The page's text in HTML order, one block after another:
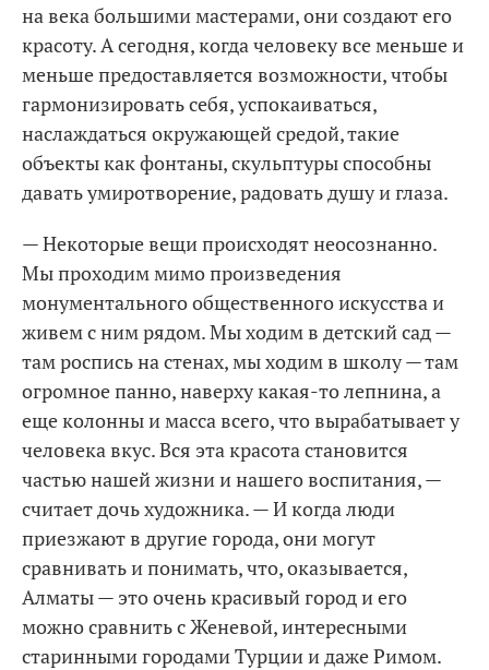
на века большими мастерами, они создают его
красоту. А сегодня, когда человеку все меньше и
меньше предоставляется возможности, чтобы
гармонизировать себя, успокаиваться,
наслаждаться окружающей средой, такие
объекты как фонтаны, скульптуры способны
давать умиротворение, радовать душу и глаза.
— Некоторые вещи происходят неосознанно.
Мы проходим мимо произведения
монументального общественного искусства и
живем с ним рядом. Мы ходим в детский сад —
там роспись на стенах, мы ходим в школу — там
огромное панно, наверху какая-то лепнина, а
еще колонны и масса всего, что вырабатывает у
человека вкус. Вся эта красота становится
частью нашей жизни и нашего воспитания, —
считает дочь художника. — И когда люди
приезжают в другие города, они могут
сравнивать и понимать, что, оказывается,
Алматы — это очень красивый город и его
можно сравнить с Женевой, интересными
старинными городами Турции и даже Римом.